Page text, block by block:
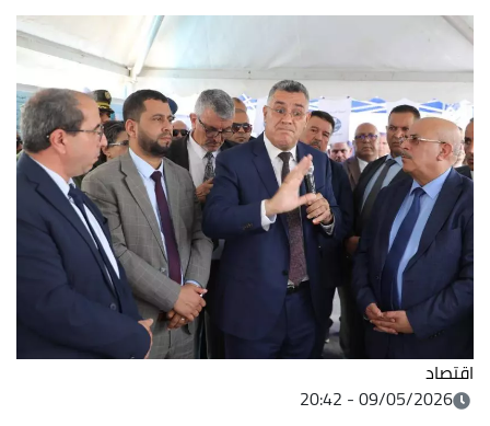
اقتصاد
09/05/2026 - 20:42